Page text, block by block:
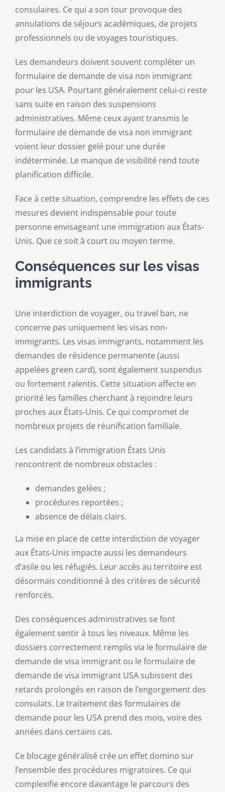
consulaires. Ce qui a son tour provoque des
annulations de séjours académiques, de projets
professionnels ou de voyages touristiques.
Les demandeurs doivent souvent compléter un
formulaire de demande de visa non immigrant
pour les USA. Pourtant généralement celui-ci reste
sans suite en raison des suspensions
administratives. Même ceux ayant transmis le
formulaire de demande de visa non immigrant
voient leur dossier gelé pour une durée
indéterminée. Le manque de visibilité rend toute
planification difficile.
Face à cette situation, comprendre les effets de ces
mesures devient indispensable pour toute
personne envisageant une immigration aux États-
Unis. Que ce soit à court ou moyen terme.
Conséquences sur les visas
immigrants
Une interdiction de voyager, ou travel ban, ne
concerne pas uniquement les visas non-
immigrants. Les visas immigrants, notamment les
demandes de résidence permanente (aussi
appelées green card), sont également suspendus
ou fortement ralentis. Cette situation affecte en
priorité les familles cherchant à rejoindre leurs
proches aux États-Unis. Ce qui compromet de
nombreux projets de réunification familiale.
Les candidats à l’immigration États Unis
rencontrent de nombreux obstacles :
demandes gelées ;
procédures reportées ;
absence de délais clairs.
La mise en place de cette interdiction de voyager
aux États-Unis impacte aussi les demandeurs
d’asile ou les réfugiés. Leur accès au territoire est
désormais conditionné à des critères de sécurité
renforcés.
Des conséquences administratives se font
également sentir à tous les niveaux. Même les
dossiers correctement remplis via le formulaire de
demande de visa immigrant ou le formulaire de
demande de visa immigrant USA subissent des
retards prolongés en raison de l’engorgement des
consulats. Le traitement des formulaires de
demande pour les USA prend des mois, voire des
années dans certains cas.
Ce blocage généralisé crée un effet domino sur
l’ensemble des procédures migratoires. Ce qui
complexifie encore davantage le parcours des